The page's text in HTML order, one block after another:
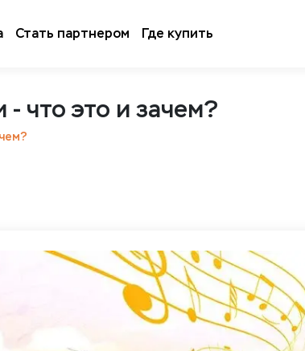
Стать партнером Где купить
что это и зачем?